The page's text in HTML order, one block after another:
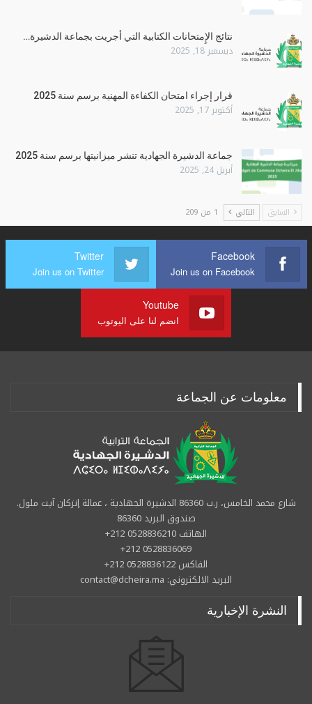
نتائج الإِمتحانات الكتابية التي أجريت بجماعة الدشيرة…
ديسمبر 18, 2025
قرار إجراء امتحان الكفاءة المهنية برسم سنة 2025
أكتوبر 17, 2025
جماعة الدشيرة الجهادية تنشر ميزانيتها برسم سنة 2025
أبريل 24, 2025
السابق التالي 1 من 209
Facebook
Join us on Facebook
Twitter
Join us on Twitter
Youtube
انضم لنا على اليوتوب
معلومات عن الجماعة
شارع محمد الخامس، ر.ب 86360 الدشيرة الجهادية ، عمالة إنزكان آيت ملول.
صندوق البريد 86360
الهاتف 0528836210 212+
0528836069 212+
الفاكس 0528836122 212+
البريد الالكتروني: contact@dcheira.ma
النشرة الإخبارية